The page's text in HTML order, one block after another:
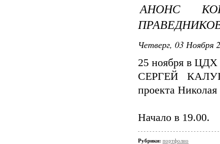
АНОНС
Четверг, 03 Ноября
25 ноября в
СЕРГЕЙ
проекта
Начало в 19.00.
Рубрики: портфолио